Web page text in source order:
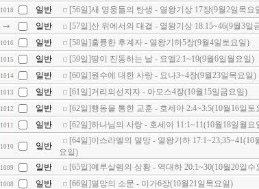
1018 일반 [56일]새 영웅들의 탄생 - 열왕기상 17장(9월2일목요
일반 [57일]산 위에서의 대결 - 열왕기상 18:15~46(9월3일
1016 일반 [58일]훌륭한 후계자 - 열왕기하5장(9월4일토요일)
1015 일반 [59일]땅이 진동하는 날 - 요엘2:1~19(9월6일월요일)
1014 일반 [60일]원수에 대한 사랑 - 요나3~4장(9월23일목요일)
1013 일반 [61일]거리의선지자 - 아모스4장(10월15일금요일)
1012 일반 [62일]행동을 통한 교훈 - 호세아 2:4~3:5(10월16일토
1011 일반 [62일]하나님의 사랑 - 호세아 11:1~11(10월18일월요
1010 일반
[64일]이스라엘의 멸망 - 열왕기하 17:1~23;35~41(10
요일)
1009 일반 [65일]예루살렘의 상황 - 역대하 20:1~30(10월20일수
1008 일반 [66일]멸망의 소문 - 미가6장(10월21일목요일)